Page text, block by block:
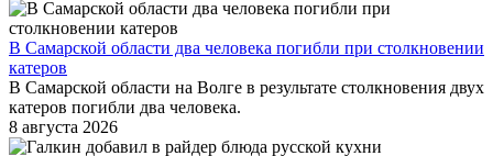
В Самарской области два человека погибли при столкновении
катеров
В Самарской области на Волге в результате столкновения двух
катеров погибли два человека.
8 августа 2026